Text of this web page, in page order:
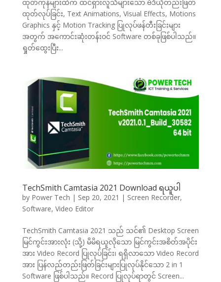
ထုတ်ကုန်များထဲက ထင်ရှားလူသိများသော ဗီဒီယိုတည်းဖြတ်
ထုတ်လုပ်ခြင်း, Text Animations, Visual Effects, Motions
Graphics နှင့် Motion Tracking ပြုလုပ်ဖန်တီးခြင်းများ
အတွက် အကောင်းဆုံးတန်းဝင် Software တစ်ခုဖြစ်ပါသည်။
ရှုတ်ထွေးပြီး...
TechSmith Camtasia 2021 Download ရယူပါ
by Power Tech | Sep 20, 2021 | Screen Recorder,
Software, Video Editor
TechSmith Camtasia 2021 သည် သင်၏ Desktop Screen
မြင်ကွင်းအားလုံး (သို့) မိမိရယူလိုသော မြင်ကွင်းအစိတ်အပိုင်း
အား Video Record ပြုလုပ်ခြင်း၊ ရရှိလာသော Video Record
အား ပြန်လည်တည်းဖြတ်ခြင်းများပြုလုပ်နိုင်သော 2 in 1
Software ဖြစ်ပါသည်။ Record ပြုလုပ်ရာတွင် Screen...